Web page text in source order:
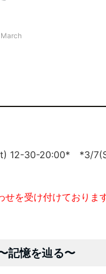
12-30-20:00* *3/
を受け付けておりま
記憶を辿る〜